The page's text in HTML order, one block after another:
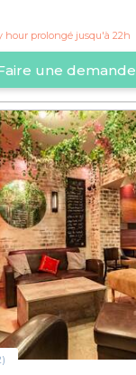
hour prolongé jusqu'à 22h
une demande